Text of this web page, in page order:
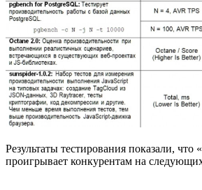
Результаты тестирования показали, что
проигрывает конкурентам на